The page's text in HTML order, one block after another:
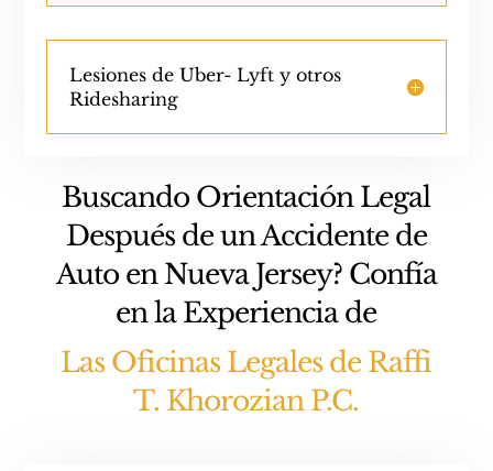
Lesiones de Uber- Lyft y otros
Ridesharing
Buscando Orientación Legal
Después de un Accidente de
Auto en Nueva Jersey? Confía
en la Experiencia de
Las Oficinas Legales de Raffi
T. Khorozian P.C.